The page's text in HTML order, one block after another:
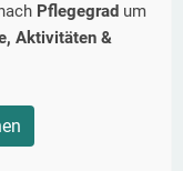
Pflegegrad um
Aktivitäten &